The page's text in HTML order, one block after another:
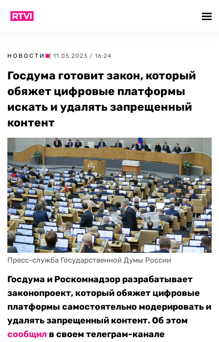
НОВОСТИ | 11.05.2023 / 16:24
Госдума готовит закон, который
обяжет цифровые платформы
искать и удалять запрещенный
контент
Пресс-служба Государственной Думы России
Госдума и Роскомнадзор разрабатывает
законопроект, который обяжет цифровые
платформы самостоятельно модерировать и
удалять запрещенный контент. Об этом
сообщил в своем телеграм-канале